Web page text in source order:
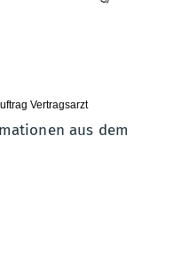
Vertragsarzt
aus dem